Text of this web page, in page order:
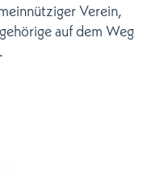
Verein,
auf dem Weg